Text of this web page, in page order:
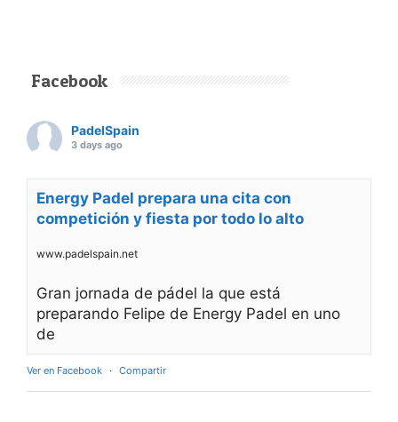
Facebook
PadelSpain
3 days ago
Energy Padel prepara una cita con
competición y fiesta por todo lo alto
www.padelspain.net
Gran jornada de pádel la que está
preparando Felipe de Energy Padel en uno
de
Ver en Facebook · Compartir